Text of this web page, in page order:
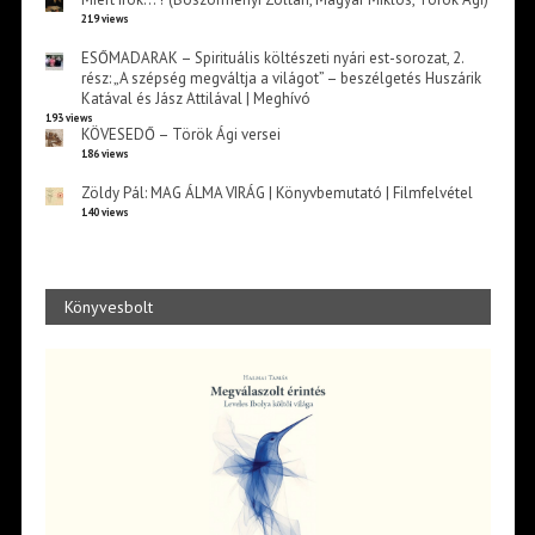
219 views
ESŐMADARAK – Spirituális költészeti nyári est-sorozat, 2.
rész: „A szépség megváltja a világot” – beszélgetés Huszárik
Katával és Jász Attilával | Meghívó
193 views
KÖVESEDŐ – Török Ági versei
186 views
Zöldy Pál: MAG ÁLMA VIRÁG | Könyvbemutató | Filmfelvétel
140 views
Könyvesbolt